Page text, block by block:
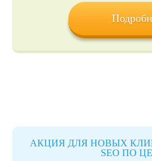
АКЦИЯ ДЛЯ НОВЫХ
SEO ПО